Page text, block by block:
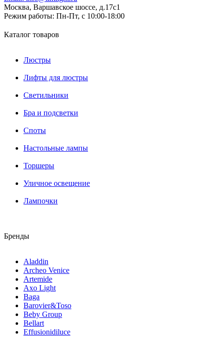
Москва, Варшавское шоссе, д.17c1
Режим работы: Пн-Пт, с 10:00-18:00
Каталог товаров
Люстры
Лифты для люстры
Светильники
Бра и подсветки
Споты
Настольные лампы
Торшеры
Уличное освещение
Лампочки
Бренды
Aladdin
Archeo Venice
Artemide
Axo Light
Baga
Barovier&Toso
Beby Group
Bellart
Effusionidiluce